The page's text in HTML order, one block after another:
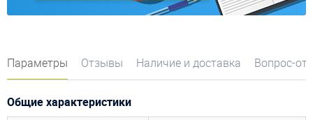
Параметры Отзывы Наличие и доставка Вопрос-
Общие характеристики